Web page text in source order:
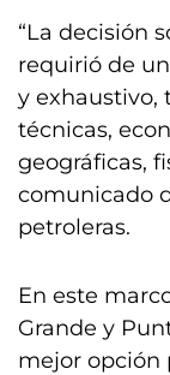
“La decisión
requirió de
y exhaustivo,
técnicas,
geográficas,
comunicado
petroleras.
En este
Grande y
mejor opción